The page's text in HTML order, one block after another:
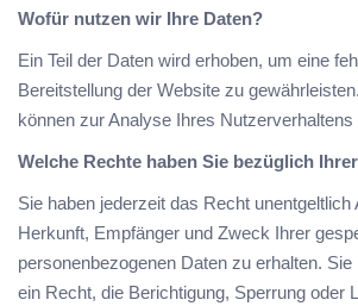
Wofür nutzen wir Ihre Daten?
Ein Teil der Daten wird erhoben, um eine
Bereitstellung der Website zu
können zur Analyse Ihres
Welche Rechte haben Sie bezüglich
Sie haben jederzeit das Recht unentgeltlich
Herkunft, Empfänger und Zweck Ihrer
personenbezogenen Daten zu erhalten.
ein Recht, die Berichtigung, Sperrung oder